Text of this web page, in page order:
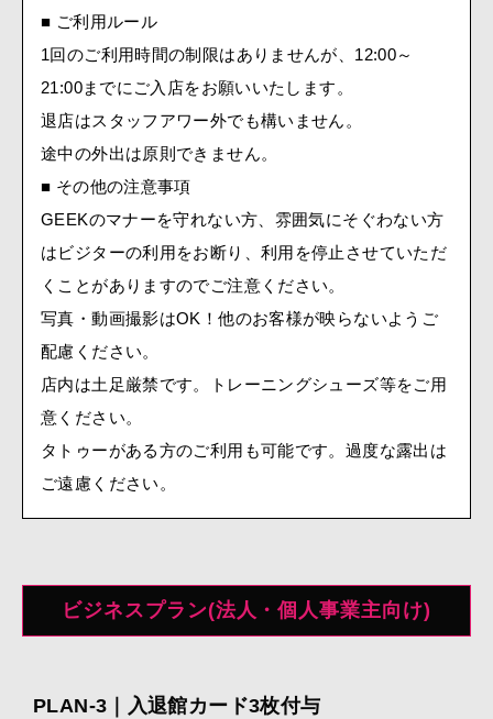
■ ご利用ルール
1回のご利用時間の制限はありませんが、12:00～
21:00までにご入店をお願いいたします。
退店はスタッフアワー外でも構いません。
途中の外出は原則できません。
■ その他の注意事項
GEEKのマナーを守れない方、雰囲気にそぐわない方
はビジターの利用をお断り、利用を停止させていただ
くことがありますのでご注意ください。
写真・動画撮影はOK！他のお客様が映らないようご
配慮ください。
店内は土足厳禁です。トレーニングシューズ等をご用
意ください。
タトゥーがある方のご利用も可能です。過度な露出は
ご遠慮ください。
ビジネスプラン(法人・個人事業主向け)
PLAN-3｜入退館カード3枚付与